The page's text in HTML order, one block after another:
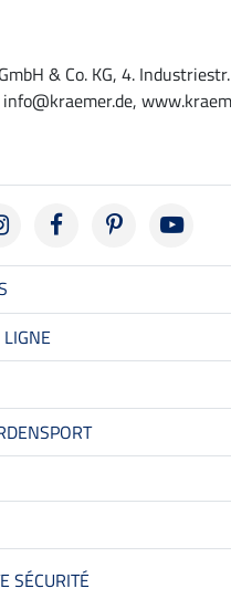
& Co. KG, 4.
SÉCURITÉ